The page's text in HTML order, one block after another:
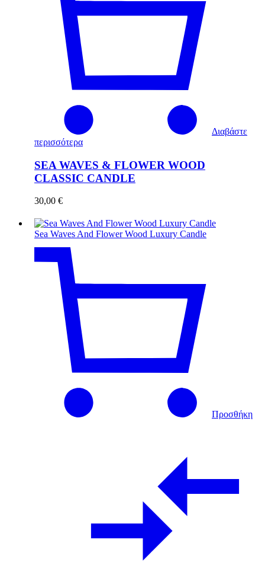
Διαβάστε
περισσότερα
SEA WAVES & FLOWER WOOD
CLASSIC CANDLE
30,00 €
Sea Waves And Flower Wood Luxury Candle
Προσθήκη